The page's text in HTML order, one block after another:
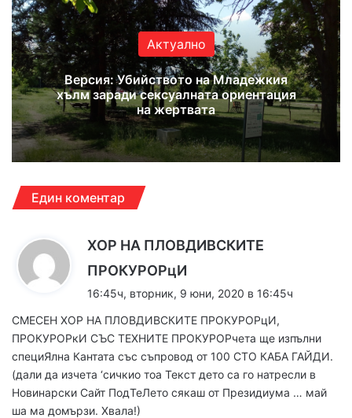
ok
e
m
Актуално
Версия: Убийството на Младежкия
хълм заради сексуалната ориентация
на жертвата
Един коментар
ХОР НА ПЛОВДИВСКИТЕ
ПРОКУРОРцИ
а
:
16:45ч, вторник, 9 юни, 2020 в 16:45ч
СМЕСЕН ХОР НА ПЛОВДИВСКИТЕ ПРОКУРОРцИ,
ПРОКУРОРкИ СЪС ТЕХНИТЕ ПРОКУРОРчета ще изпълни
специЯлна Кантата със съпровод от 100 СТО КАБА ГАЙДИ.
(дали да изчета ‘сичкио тоа Текст дето са го натресли в
Новинарски Сайт ПодТеЛето сякаш от Президиума … май
ша ма домързи. Хвала!)